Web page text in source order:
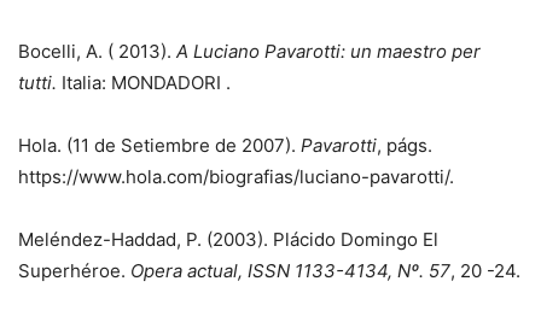
Bocelli, A. ( 2013). A Luciano Pavarotti: un maestro per
tutti. Italia: MONDADORI .
Hola. (11 de Setiembre de 2007). Pavarotti, págs.
https://www.hola.com/biografias/luciano-pavarotti/.
Meléndez-Haddad, P. (2003). Plácido Domingo El
Superhéroe. Opera actual, ISSN 1133-4134, Nº. 57, 20 -24.